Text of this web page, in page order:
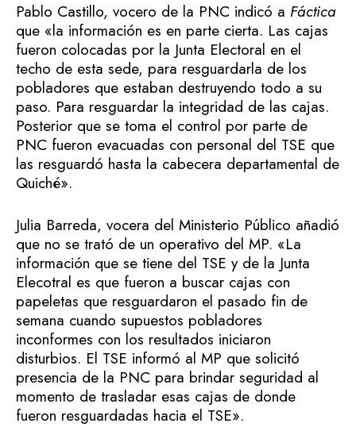
Pablo Castillo, vocero de la PNC indicó a Fáctica
que «la información es en parte cierta. Las cajas
fueron colocadas por la Junta Electoral en el
techo de esta sede, para resguardarla de los
pobladores que estaban destruyendo todo a su
paso. Para resguardar la integridad de las cajas.
Posterior que se toma el control por parte de
PNC fueron evacuadas con personal del TSE que
las resguardó hasta la cabecera departamental de
Quiché».
Julia Barreda, vocera del Ministerio Público añadió
que no se trató de un operativo del MP. «La
información que se tiene del TSE y de la Junta
Elecotral es que fueron a buscar cajas con
papeletas que resguardaron el pasado fin de
semana cuando supuestos pobladores
inconformes con los resultados iniciaron
disturbios. El TSE informó al MP que solicitó
presencia de la PNC para brindar seguridad al
momento de trasladar esas cajas de donde
fueron resguardadas hacia el TSE».